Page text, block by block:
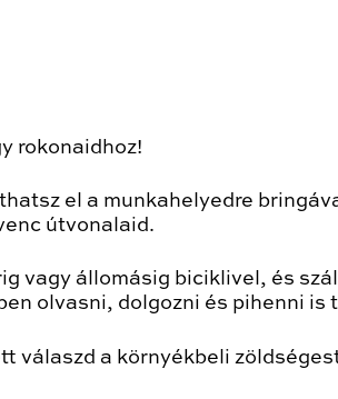
rokonaidhoz!
el a munkahelyedre
útvonalaid.
vagy állomásig biciklivel, és
olvasni, dolgozni és pihenni is
válaszd a környékbeli